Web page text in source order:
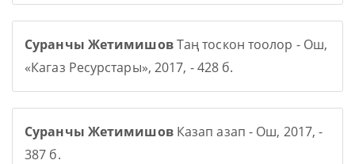
Суранчы ЖетимишовТаң тоскон тоолор - Ош,
«Кагаз Ресурстары», 2017, - 428 б.
Суранчы ЖетимишовКазап азап - Ош, 2017, -
387 б.